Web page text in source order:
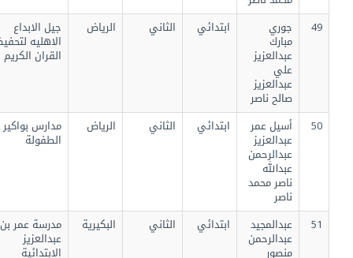
جوري
مبارك
عبدالعزيز
علي
عبدالعزيز
صالح ناصر
ابتدائي الثاني الرياض جيل الابداع
الاهليه لتحفيظ
القران الكريم
أسيل عمر
عبدالعزيز
عبدالرحمن
عبدالله
ناصر محمد
ابتدائي الثاني الرياض مدارس بواكير
الطفولة
عبدالمجيد
عبدالرحمن
منصور
ابتدائي الثاني البكيرية مدرسة عمر بن
عبدالعزيز
الابتدائية